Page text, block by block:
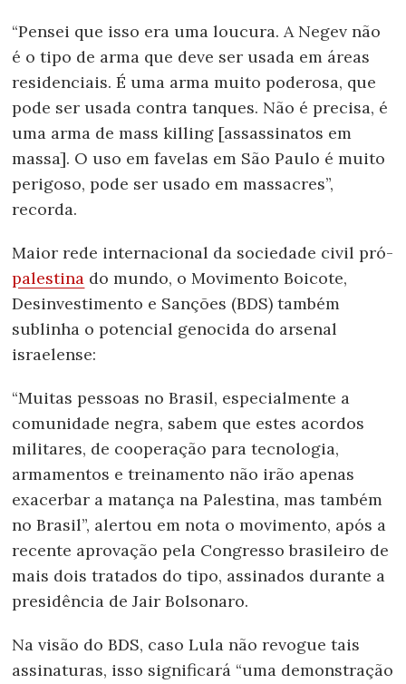
“Pensei que isso era uma loucura. A Negev não
é o tipo de arma que deve ser usada em áreas
residenciais. É uma arma muito poderosa, que
pode ser usada contra tanques. Não é precisa, é
uma arma de mass killing [assassinatos em
massa]. O uso em favelas em São Paulo é muito
perigoso, pode ser usado em massacres”,
recorda.
Maior rede internacional da sociedade civil pró-
palestina do mundo, o Movimento Boicote,
Desinvestimento e Sanções (BDS) também
sublinha o potencial genocida do arsenal
israelense:
“Muitas pessoas no Brasil, especialmente a
comunidade negra, sabem que estes acordos
militares, de cooperação para tecnologia,
armamentos e treinamento não irão apenas
exacerbar a matança na Palestina, mas também
no Brasil”, alertou em nota o movimento, após a
recente aprovação pela Congresso brasileiro de
mais dois tratados do tipo, assinados durante a
presidência de Jair Bolsonaro.
Na visão do BDS, caso Lula não revogue tais
assinaturas, isso significará “uma demonstração